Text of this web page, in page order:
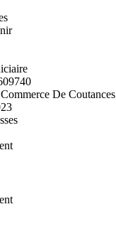
De Coutances